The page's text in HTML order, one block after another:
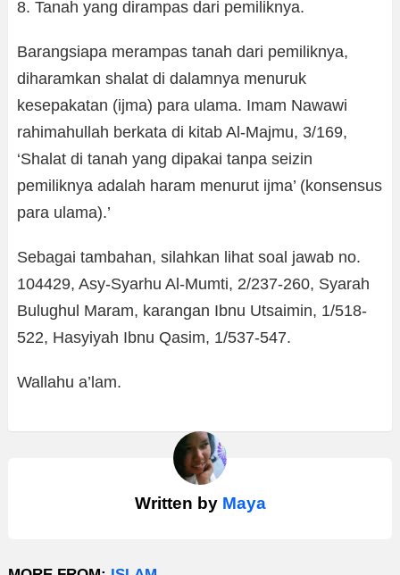
8. Tanah yang dirampas dari pemiliknya.
Barangsiapa merampas tanah dari pemiliknya,
diharamkan shalat di dalamnya menuruk
kesepakatan (ijma) para ulama. Imam Nawawi
rahimahullah berkata di kitab Al-Majmu, 3/169,
‘Shalat di tanah yang dipakai tanpa seizin
pemiliknya adalah haram menurut ijma’ (konsensus
para ulama).’
Sebagai tambahan, silahkan lihat soal jawab no.
104429, Asy-Syarhu Al-Mumti, 2/237-260, Syarah
Bulughul Maram, karangan Ibnu Utsaimin, 1/518-
522, Hasyiyah Ibnu Qasim, 1/537-547.
Wallahu a’lam.
Written by Maya